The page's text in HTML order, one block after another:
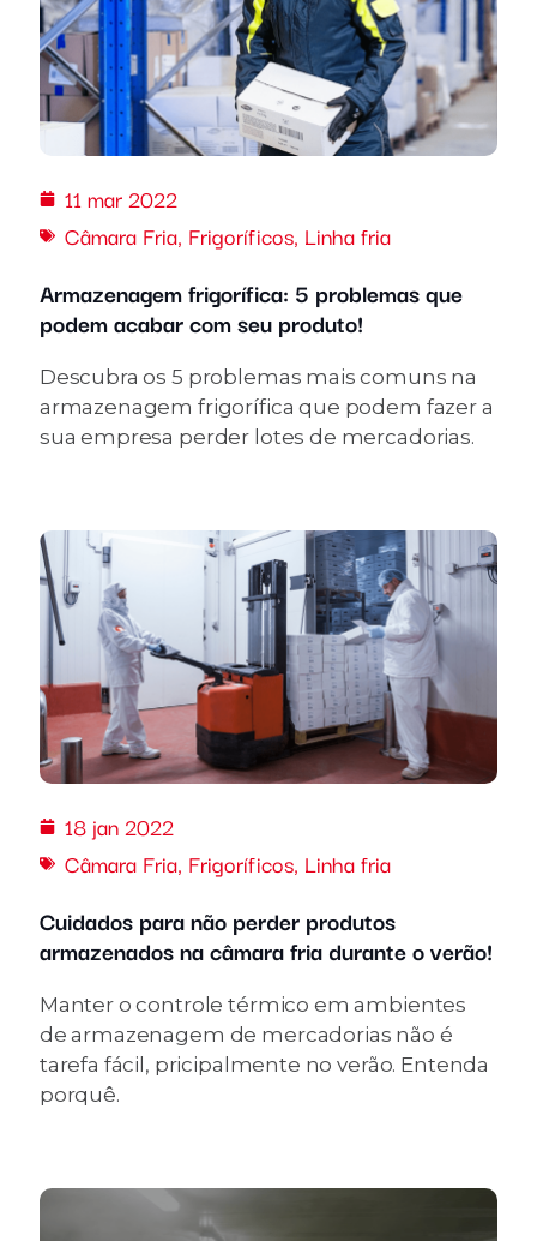
11 mar 2022
Câmara Fria, Frigoríficos, Linha fria
Armazenagem frigorífica: 5 problemas que
podem acabar com seu produto!
Descubra os 5 problemas mais comuns na
armazenagem frigorífica que podem fazer a
sua empresa perder lotes de mercadorias.
18 jan 2022
Câmara Fria, Frigoríficos, Linha fria
Cuidados para não perder produtos
armazenados na câmara fria durante o verão!
Manter o controle térmico em ambientes
de armazenagem de mercadorias não é
tarefa fácil, pricipalmente no verão. Entenda
porquê.